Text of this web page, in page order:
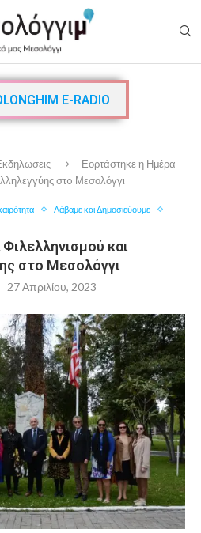
E-RADIO
Εορτάστηκε η Ημέρα
στo Μεσολόγγι
Λάβαμε και Δημοσιεύουμε
και
στo Μεσολόγγι
27 Απριλίου, 2023